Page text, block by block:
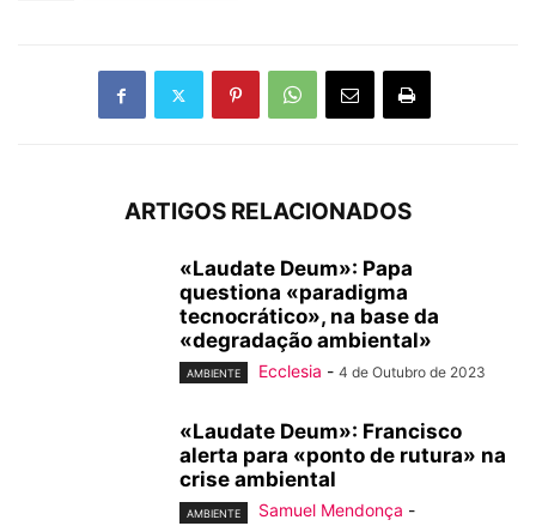
ARTIGOS RELACIONADOS
«Laudate Deum»: Papa
questiona «paradigma
tecnocrático», na base da
«degradação ambiental»
AMBIENTE Ecclesia - 4 de Outubro de 2023
«Laudate Deum»: Francisco
alerta para «ponto de rutura» na
crise ambiental
AMBIENTE Samuel Mendonça -